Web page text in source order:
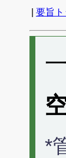
要旨
*